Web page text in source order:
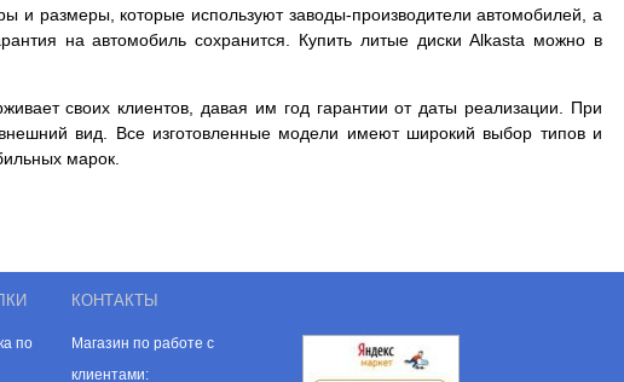
и размеры, которые используют заводы-производители автомобилей, а
на автомобиль сохранится. Купить литые диски Alkasta можно в
своих клиентов, давая им год гарантии от даты реализации. При
вид. Все изготовленные модели имеют широкий выбор типов и
марок.
по
КОНТАКТЫ
Магазин по работе с
клиентами: